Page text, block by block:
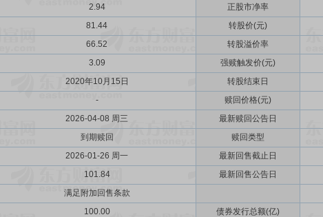
2.94 正股市净率
81.44 转股价(元)
66.52 转股溢价率
3.09 强赎触发价(元)
2020年10月15日 转股结束日
- 赎回价格(元)
2026-04-08 周三 最新赎回公告日
到期赎回 赎回类型
2026-01-26 周一 最新回售截止日
101.84 最新回售公告日
满足附加回售条款
100.00 债券发行总额(亿)